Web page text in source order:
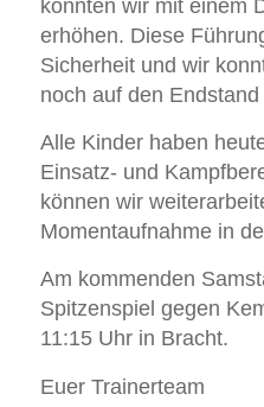
konnten wir mit einem
erhöhen. Diese
Sicherheit und wir
noch auf den
Alle Kinder haben
Einsatz- und
können wir
Momentaufnahme in
Am kommenden
Spitzenspiel gegen
11:15 Uhr in Bracht.
Euer Trainerteam